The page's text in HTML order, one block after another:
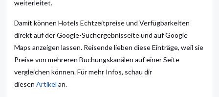
weiterleitet.
Damit können Hotels Echtzeitpreise und Verfügbarkeiten
direkt auf der Google-Suchergebnisseite und auf Google
Maps anzeigen lassen. Reisende lieben diese Einträge, weil sie
Preise von mehreren Buchungskanälen auf einer Seite
vergleichen können. Für mehr Infos, schau dir
diesen Artikel an.